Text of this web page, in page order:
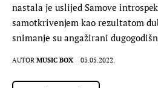
nastala je uslijed Samove
samotkrivenjem kao rezultatom
snimanje su angažirani
AUTOR MUSIC BOX 03.05.2022.